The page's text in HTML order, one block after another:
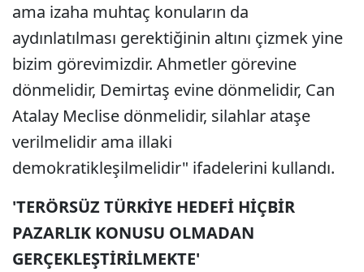
ama izaha muhtaç konuların da
aydınlatılması gerektiğinin altını çizmek yine
bizim görevimizdir. Ahmetler görevine
dönmelidir, Demirtaş evine dönmelidir, Can
Atalay Meclise dönmelidir, silahlar ataşe
verilmelidir ama illaki
demokratikleşilmelidir" ifadelerini kullandı.
'TERÖRSÜZ TÜRKİYE HEDEFİ HİÇBİR
PAZARLIK KONUSU OLMADAN
GERÇEKLEŞTİRİLMEKTE'